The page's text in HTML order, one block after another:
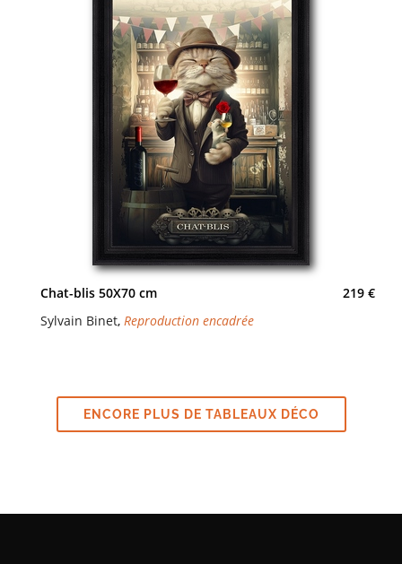
Chat-blis 50X70 cm
219 €
Sylvain Binet, Reproduction encadrée
ENCORE PLUS DE TABLEAUX DÉCO